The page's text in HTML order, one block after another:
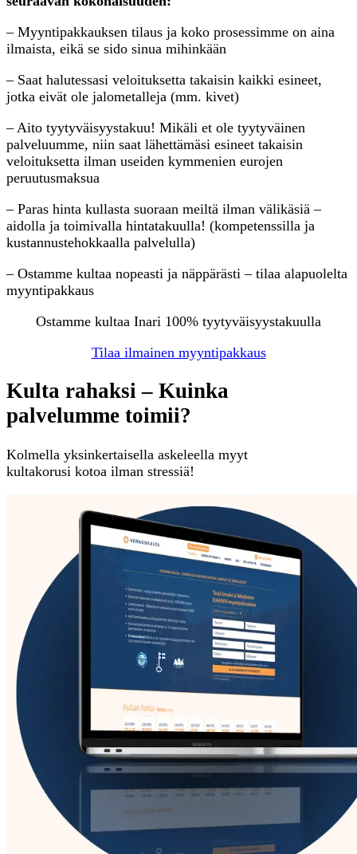
– Myyntipakkauksen tilaus ja koko prosessimme on aina
ilmaista, eikä se sido sinua mihinkään
– Saat halutessasi veloituksetta takaisin kaikki esineet,
jotka eivät ole jalometalleja (mm. kivet)
– Aito tyytyväisyystakuu! Mikäli et ole tyytyväinen
palveluumme, niin saat lähettämäsi esineet takaisin
veloituksetta ilman useiden kymmenien eurojen
peruutusmaksua
– Paras hinta kullasta suoraan meiltä ilman välikäsiä –
aidolla ja toimivalla hintatakuulla! (kompetenssilla ja
kustannustehokkaalla palvelulla)
– Ostamme kultaa nopeasti ja näppärästi – tilaa alapuolelta
myyntipakkaus
Ostamme kultaa Inari 100% tyytyväisyystakuulla
Tilaa ilmainen myyntipakkaus
Kulta rahaksi – Kuinka
palvelumme toimii?
Kolmella yksinkertaisella askeleella myyt
kultakorusi kotoa ilman stressiä!